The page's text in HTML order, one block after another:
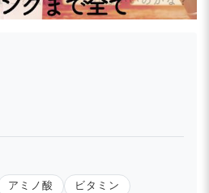
アミノ酸
ビタミン